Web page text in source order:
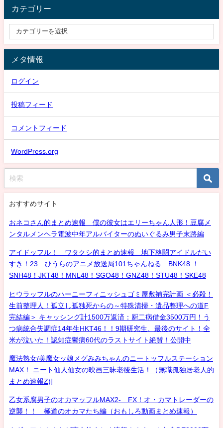
カテゴリー
メタ情報
ログイン
投稿フィード
コメントフィード
WordPress.org
おすすめサイト
おネコさん的まとめ速報 僕の彼女はエリーちゃん人形！豆腐メ
ンタルメンヘラ電波中年アルバイターのぬいぐるみ男子末路編
アイドッフル！ ワタクシ的まとめ速報 地下格闘アイドルだい
すき！23 ひうらのアニメ放送局101ちゃんねる BNK48 ！
SNH48！JKT48！MNL48！SGO48！GNZ48！STU48！SKE48
ヒウラッフルのハーニーフィニッシュゴミ屋敷補完計画 ＜必殺！
生前整理人！孤立し孤独死からの～特殊清掃・遺品整理への道F
完結編＞ キャッシング計1500万返済：厨二病借金3500万円！う
つ病統合失調症14年生HKT46！！9期研究生、最後のサイト！全
米が泣いた！認知症鬱病60代のラストサイト絶賛！公開中
魔法熟女/美魔女ッ娘メグみみちゃんのニートッフルステーション
MAX！ ニート仙人仙女の映画三昧老後生活！（無職孤独居老人的
まとめ速報Z)]
乙女系腐男子のオカマッフルMAX2- FX！オ・カマトレーダーの
逆襲！！ 極道のオカマたち編（おもしろ動画まとめ速報）